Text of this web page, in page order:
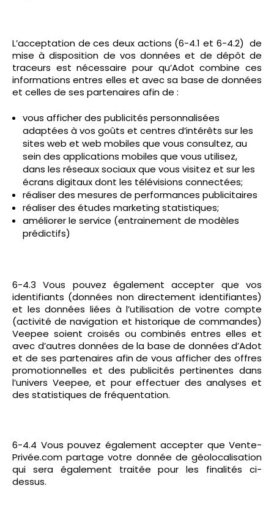
L’acceptation de ces deux actions (6-4.1 et 6-4.2) de
mise à disposition de vos données et de dépôt de
traceurs est nécessaire pour qu’Adot combine ces
informations entres elles et avec sa base de données
et celles de ses partenaires afin de :
vous afficher des publicités personnalisées
adaptées à vos goûts et centres d’intérêts sur les
sites web et web mobiles que vous consultez, au
sein des applications mobiles que vous utilisez,
dans les réseaux sociaux que vous visitez et sur les
écrans digitaux dont les télévisions connectées;
réaliser des mesures de performances publicitaires
réaliser des études marketing statistiques;
améliorer le service (entrainement de modèles
prédictifs)
6-4.3 Vous pouvez également accepter que vos
identifiants (données non directement identifiantes)
et les données liées à l’utilisation de votre compte
(activité de navigation et historique de commandes)
Veepee soient croisés ou combinés entres elles et
avec d’autres données de la base de données d’Adot
et de ses partenaires afin de vous afficher des offres
promotionnelles et des publicités pertinentes dans
l’univers Veepee, et pour effectuer des analyses et
des statistiques de fréquentation.
6-4.4 Vous pouvez également accepter que Vente-
Privée.com partage votre donnée de géolocalisation
qui sera également traitée pour les finalités ci-
dessus.